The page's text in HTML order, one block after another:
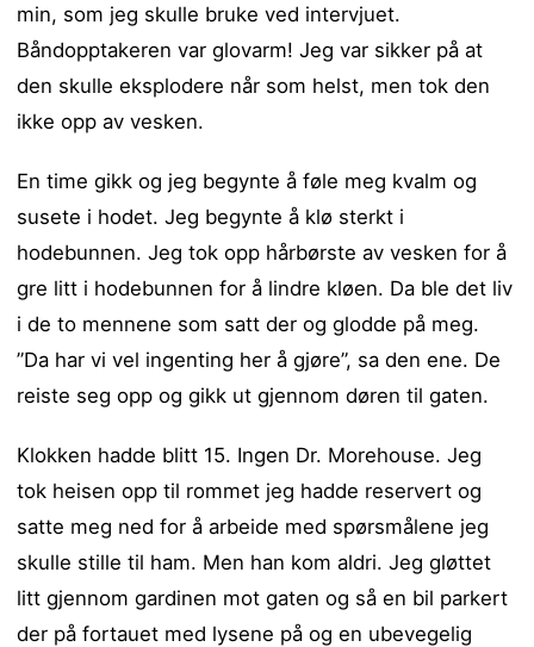
min, som jeg skulle bruke ved intervjuet.
Båndopptakeren var glovarm! Jeg var sikker på at
den skulle eksplodere når som helst, men tok den
ikke opp av vesken.
En time gikk og jeg begynte å føle meg kvalm og
susete i hodet. Jeg begynte å klø sterkt i
hodebunnen. Jeg tok opp hårbørste av vesken for å
gre litt i hodebunnen for å lindre kløen. Da ble det liv
i de to mennene som satt der og glodde på meg.
”Da har vi vel ingenting her å gjøre”, sa den ene. De
reiste seg opp og gikk ut gjennom døren til gaten.
Klokken hadde blitt 15. Ingen Dr. Morehouse. Jeg
tok heisen opp til rommet jeg hadde reservert og
satte meg ned for å arbeide med spørsmålene jeg
skulle stille til ham. Men han kom aldri. Jeg gløttet
litt gjennom gardinen mot gaten og så en bil parkert
der på fortauet med lysene på og en ubevegelig